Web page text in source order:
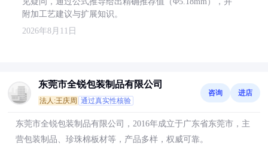
附加工艺建议与扩展知识。
2026年8月11日
东莞市全锐包装制品有限公司
法人:王庆周 通过真实性核验
咨询 进店
东莞市全锐包装制品有限公司，2016年成立于广东省东莞市，主
营包装制品、珍珠棉板材等，产品多样，权威可靠。